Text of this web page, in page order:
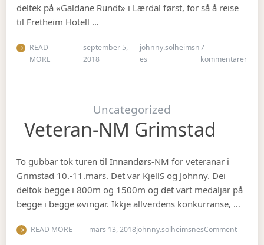
deltek på «Galdane Rundt» i Lærdal først, for så å reise
til Fretheim Hotell …
READ
MORE
september 5,
2018
johnny.solheimsn
es
7
kommentarertil
Uncategorized
Veteran-NM Grimstad
To gubbar tok turen til Innandørs-NM for veteranar i
Grimstad 10.-11.mars. Det var KjellS og Johnny. Dei
deltok begge i 800m og 1500m og det vart medaljar på
begge i begge øvingar. Ikkje allverdens konkurranse, …
READ MORE mars 13, 2018johnny.solheimsnesCommenton